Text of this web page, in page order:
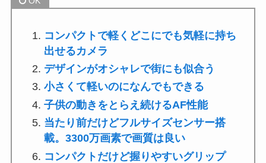
コンパクトで軽くどこにでも気軽に持ち
出せるカメラ
デザインがオシャレで街にも似合う
小さくて軽いのになんでもできる
子供の動きをとらえ続けるAF性能
当たり前だけどフルサイズセンサー搭
載。3300万画素で画質は良い
コンパクトだけど握りやすいグリップ